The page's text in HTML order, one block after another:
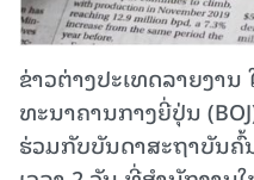
ຂ່າວຕ່າງປະເທດລາຍງາ
ທະນາຄານກາງຍີ່ປຸ່ນ
ຮ່ວມກັບບັນດາສະຖາບັນຄົ້